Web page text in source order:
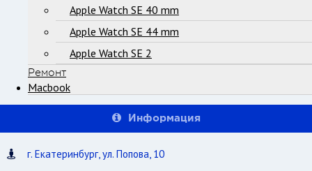
Apple Watch SE 40 mm
Apple Watch SE 44 mm
Apple Watch SE 2
Ремонт
Macbook
Информация
г. Екатеринбург, ул. Попова, 10